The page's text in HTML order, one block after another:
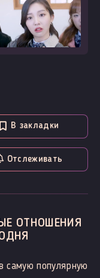
В закладки
Отслеживать
ОТНОШЕНИЯ
самую популярную